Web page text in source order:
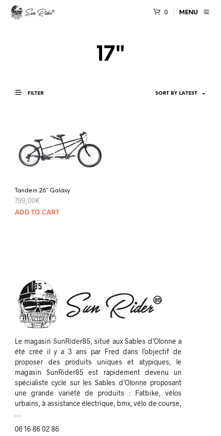
0 MENU
17"
FILTER
Tandem 26″ Galaxy
799,00€
ADD TO CART
Le magasin SunRider85, situé aux Sables d’Olonne a
été créé il y a 3 ans par Fred dans l’objectif de
proposer des produits uniques et atypiques, le
magasin SunRider85 est rapidement devenu un
spécialiste cycle sur les Sables d’Olonne proposant
une grande variété de produits : Fatbike, vélos
urbains, à assistance électrique, bmx, vélo de course,
06 16 86 02 86